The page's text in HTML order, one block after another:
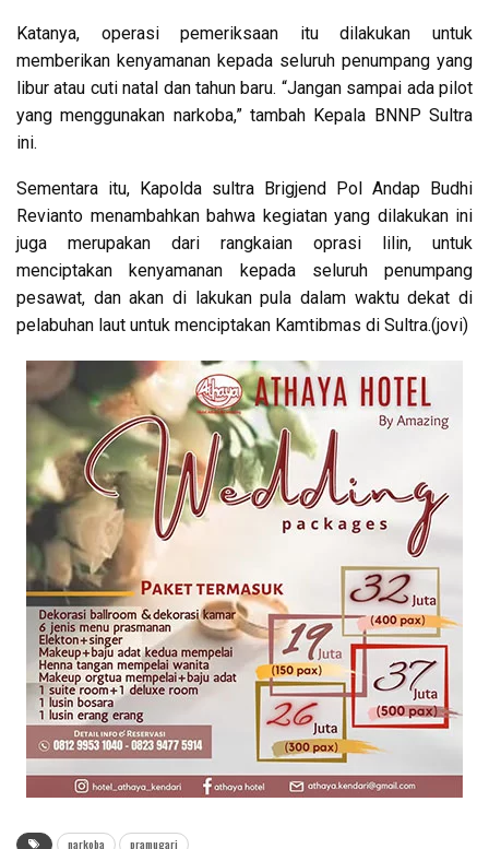
Katanya, operasi pemeriksaan itu dilakukan untuk
memberikan kenyamanan kepada seluruh penumpang yang
libur atau cuti natal dan tahun baru. “Jangan sampai ada pilot
yang menggunakan narkoba,” tambah Kepala BNNP Sultra
ini.
Sementara itu, Kapolda sultra Brigjend Pol Andap Budhi
Revianto menambahkan bahwa kegiatan yang dilakukan ini
juga merupakan dari rangkaian oprasi lilin, untuk
menciptakan kenyamanan kepada seluruh penumpang
pesawat, dan akan di lakukan pula dalam waktu dekat di
pelabuhan laut untuk menciptakan Kamtibmas di Sultra.(jovi)
narkoba pramugari